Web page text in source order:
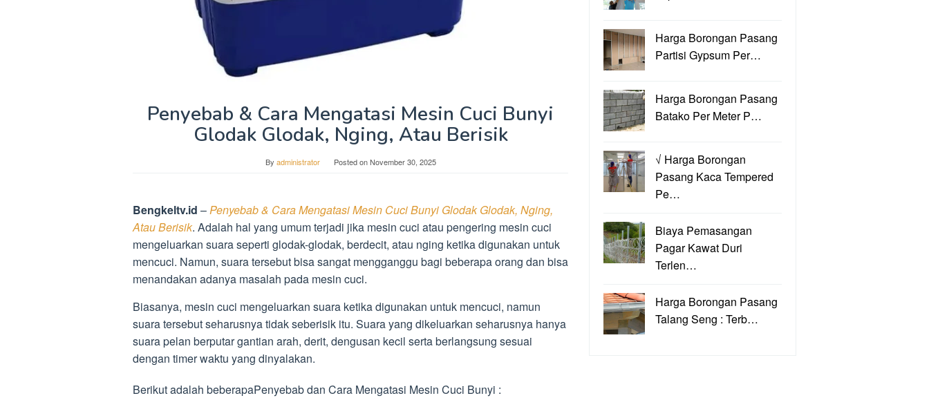
Penyebab & Cara Mengatasi Mesin Cuci Bunyi
Glodak Glodak, Nging, Atau Berisik
By administrator Posted onNovember 30, 2025
Bengkeltv.id –Penyebab & Cara Mengatasi Mesin Cuci Bunyi Glodak Glodak, Nging,
Atau Berisik. Adalah hal yang umum terjadi jika mesin cuci atau pengering mesin cuci
mengeluarkan suara seperti glodak-glodak, berdecit, atau nging ketika digunakan untuk
mencuci. Namun, suara tersebut bisa sangat mengganggu bagi beberapa orang dan bisa
menandakan adanya masalah pada mesin cuci.
Biasanya, mesin cuci mengeluarkan suara ketika digunakan untuk mencuci, namun
suara tersebut seharusnya tidak seberisik itu. Suara yang dikeluarkan seharusnya hanya
suara pelan berputar gantian arah, derit, dengusan kecil serta berlangsung sesuai
dengan timer waktu yang dinyalakan.
Berikut adalah beberapaPenyebab dan Cara Mengatasi Mesin Cuci Bunyi :
Harga Borongan Pasang
Partisi Gypsum Per…
Harga Borongan Pasang
Batako Per Meter P…
√ Harga Borongan
Pasang Kaca Tempered
Pe…
Biaya Pemasangan
Pagar Kawat Duri
Terlen…
Harga Borongan Pasang
Talang Seng : Terb…